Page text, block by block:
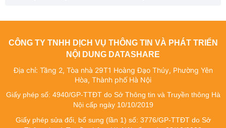
CÔNG TY TNHH DỊCH VỤ THÔNG TIN VÀ PHÁT TRIỂN
NỘI DUNG DATASHARE
Địa chỉ: Tầng 2, Tòa nhà 29T1 Hoàng Đạo Thúy, Phường Yên
Hòa, Thành phố Hà Nội
Giấy phép số: 4940/GP-TTĐT do Sở Thông tin và Truyền thông Hà
Nội cấp ngày 10/10/2019
Giấy phép sửa đổi, bổ sung (lần 1) số: 3776/GP-TTĐT do Sở